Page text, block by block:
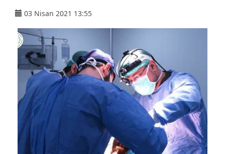
03 Nisan 2021 13:55